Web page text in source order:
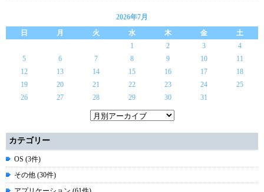
2026年7月
日
月 火 水 木 金
土
1
2 3
4
5
6 7 8 9 10
11
12
13 14 15 16 17
18
19
20 21 22 23 24
25
26
27 28 29 30 31
カテゴリー
OS (3件)
その他 (30件)